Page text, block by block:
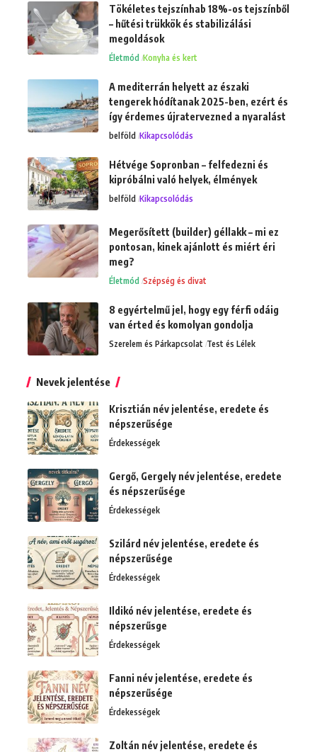
Tökéletes tejszínhab 18%-os tejszínből
– hűtési trükkök és stabilizálási
megoldások
Életmód Konyha és kert
A mediterrán helyett az északi
tengerek hódítanak 2025-ben, ezért és
így érdemes újratervezned a nyaralást
belföld Kikapcsolódás
Hétvége Sopronban – felfedezni és
kipróbálni való helyek, élmények
belföld Kikapcsolódás
Megerősített (builder) géllakk – mi ez
pontosan, kinek ajánlott és miért éri
meg?
Életmód Szépség és divat
8 egyértelmű jel, hogy egy férfi odáig
van érted és komolyan gondolja
Szerelem és Párkapcsolat Test és Lélek
Nevek jelentése
Krisztián név jelentése, eredete és
népszerűsége
Érdekességek
Gergő, Gergely név jelentése, eredete
és népszerűsége
Érdekességek
Szilárd név jelentése, eredete és
népszerűsége
Érdekességek
Ildikó név jelentése, eredete és
népszerűsge
Érdekességek
Fanni név jelentése, eredete és
népszerűsége
Érdekességek
Zoltán név jelentése, eredete és